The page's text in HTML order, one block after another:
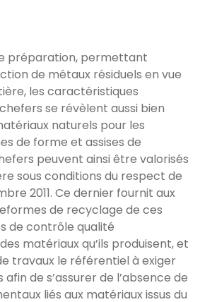
préparation, permettant
de métaux résiduels en vue
les caractéristiques
se révèlent aussi bien
naturels pour les
de forme et assises de
peuvent ainsi être valorisés
sous conditions du respect de
2011. Ce dernier fournit aux
de recyclage de ces
de contrôle qualité
matériaux qu’ils produisent, et
travaux le référentiel à exiger
de s’assurer de l’absence de
liés aux matériaux issus du